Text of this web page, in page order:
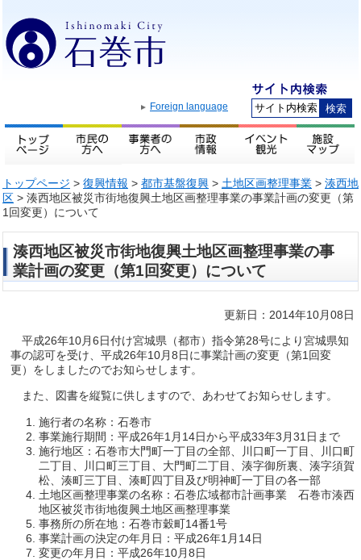
Foreign language
トップページ > 復興情報 > 都市基盤復興 > 土地区画整理事業 > 湊西地
区 > 湊西地区被災市街地復興土地区画整理事業の事業計画の変更（第
1回変更）について
湊西地区被災市街地復興土地区画整理事業の事
業計画の変更（第1回変更）について
更新日：2014年10月08日
平成26年10月6日付け宮城県（都市）指令第28号により宮城県知
事の認可を受け、平成26年10月8日に事業計画の変更（第1回変
更）をしましたのでお知らせします。
また、図書を縦覧に供しますので、あわせてお知らせします。
施行者の名称：石巻市
事業施行期間：平成26年1月14日から平成33年3月31日まで
施行地区：石巻市大門町一丁目の全部、川口町一丁目、川口町
二丁目、川口町三丁目、大門町二丁目、湊字御所裏、湊字須賀
松、湊町三丁目、湊町四丁目及び明神町一丁目の各一部
土地区画整理事業の名称：石巻広域都市計画事業 石巻市湊西
地区被災市街地復興土地区画整理事業
事務所の所在地：石巻市穀町14番1号
事業計画の決定の年月日：平成26年1月14日
変更の年月日：平成26年10月8日